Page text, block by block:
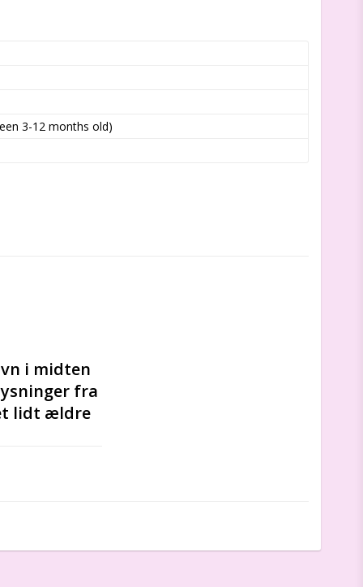
3-12 months old)
i midten
fra
lidt ældre